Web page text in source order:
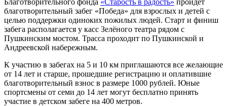
благотворительный забег «Победа» для взрослых и детей с
целью поддержки одиноких пожилых людей. Старт и финиш
забега располагается у касс Зелёного театра рядом с
Пушкинским мостом. Трасса проходит по Пушкинской и
Андреевской набережным.
К участию в забегах на 5 и 10 км приглашаются все желающие
от 14 лет и старше, прошедшие регистрацию и оплатившие
благотворительный взнос в размере 1000 рублей. Юные
спортсмены от семи до 14 лет могут бесплатно принять
участие в детском забеге на 400 метров.